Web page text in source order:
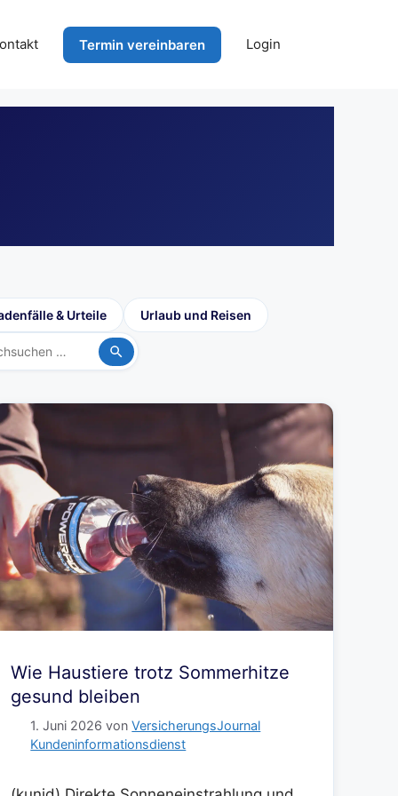
Termin vereinbaren Login
& Urteile Urlaub und Reisen
Wie Haustiere trotz Sommerhitze
gesund bleiben
1. Juni 2026 vonVersicherungsJournal
Kundeninformationsdienst